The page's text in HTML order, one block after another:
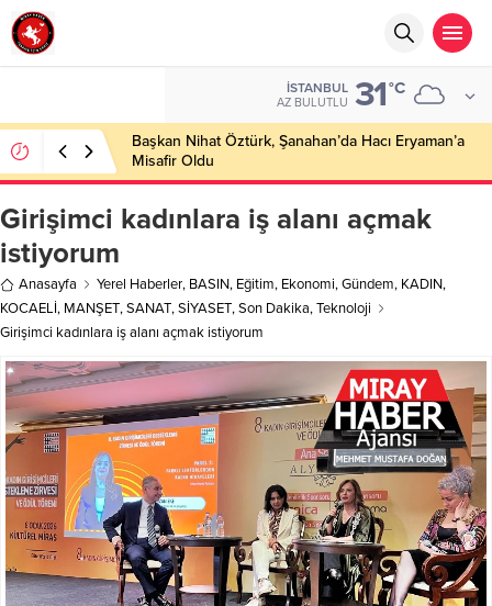
İSTANBUL
AZ BULUTLU 31°C
Başkan Nihat Öztürk, Şanahan’da Hacı Eryaman’a
Misafir Oldu
Girişimci kadınlara iş alanı açmak
istiyorum
Anasayfa Yerel Haberler, BASIN, Eğitim, Ekonomi,Gündem, KADIN,
KOCAELİ, MANŞET,SANAT,SİYASET,Son Dakika,Teknoloji
Girişimci kadınlara iş alanı açmak istiyorum